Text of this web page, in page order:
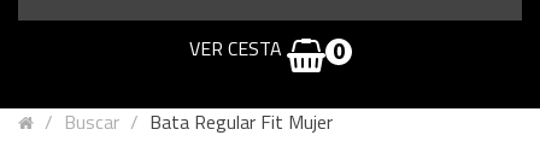
VER CESTA 0
Buscar Bata Regular Fit Mujer